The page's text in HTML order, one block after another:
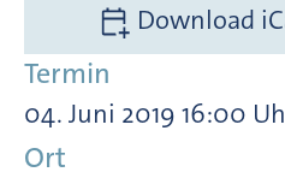
Download
Termin
04. Juni 2019 16:00
Ort